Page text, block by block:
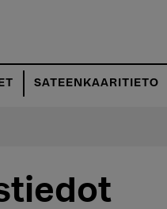
SATEENKAARITIETO